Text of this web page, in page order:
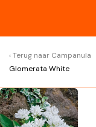
Terug naar Campanula
Glomerata White